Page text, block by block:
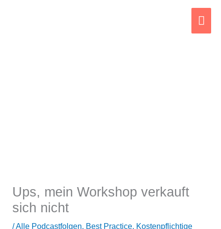
Ups, mein Workshop verkauft
sich nicht
/Alle Podcastfolgen, Best Practice, Kostenpflichtige